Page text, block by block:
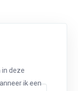
in deze
ik een